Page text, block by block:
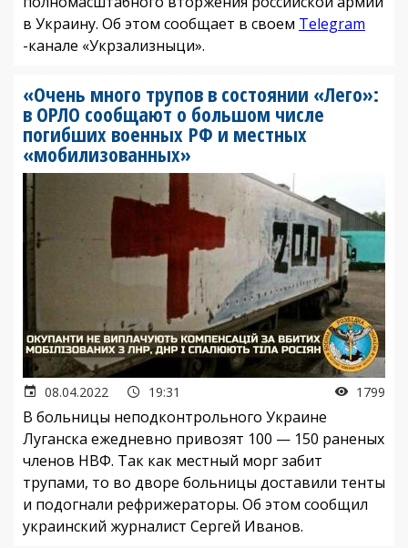
в Украину. Об этом сообщает в своем Telegram
-канале «Укрзализныци».
«Очень много трупов в состоянии «Лего»:
в ОРЛО сообщают о большом числе
погибших военных РФ и местных
«мобилизованных»
08.04.2022 19:31 1799
В больницы неподконтрольного Украине
Луганска ежедневно привозят 100 — 150 раненых
членов НВФ. Так как местный морг забит
трупами, то во дворе больницы доставили тенты
и подогнали рефрижераторы. Об этом сообщил
украинский журналист Сергей Иванов.